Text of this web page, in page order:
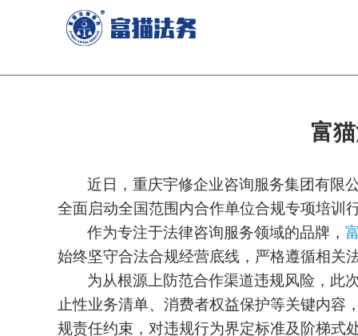
富
近日，重庆宇修企业咨询服务集团有限
全面启动全国范围内合作单位合规专项培训
作为专注于法律咨询服务领域的品牌，
始终坚守合法合规经营底线，严格遵循相关
为从根源上防范合作渠道违规风险，此
止性业务清单、消费者权益保护等关键内容
规责任约束， 对违规行为界定标准及阶梯式